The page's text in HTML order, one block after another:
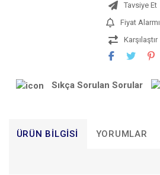
Tavsiye Et
Fiyat Alarmı
Karşılaştır
Sıkça Sorulan Sorular
ÜRÜN BILGISI YORUMLAR